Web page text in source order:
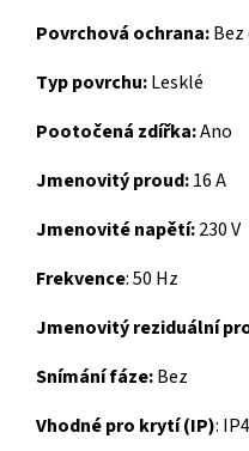
Povrchová ochrana:
Typ povrchu:Lesklé
Pootočená zdířka:Ano
Jmenovitý proud:16 A
Jmenovité napětí:230 V
Frekvence:50 Hz
Jmenovitý reziduální
Snímání fáze:Bez
Vhodné pro krytí (IP):